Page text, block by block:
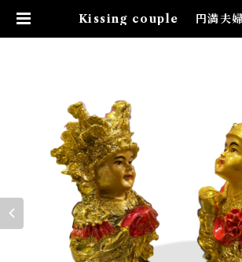
Kissing couple 円満夫